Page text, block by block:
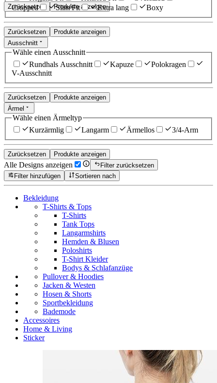
Zurücksetzen Produkte anzeigen
Cropped
Slim Fit Extra lang Boxy
Zurücksetzen
Produkte anzeigen
Ausschnitt
Wähle einen Ausschnitt
Rundhals Ausschnitt
Kapuze
Polokragen
V-Ausschnitt
Zurücksetzen
Produkte anzeigen
Ärmel
Wähle einen Ärmeltyp
Kurzärmlig
Langarm Ärmellos 3/4-Arm
Zurücksetzen Produkte anzeigen
Alle Designs anzeigen
Filter zurücksetzen
Filter hinzufügen
Sortieren nach
Bekleidung
T-Shirts & Tops
T-Shirts
Tank Tops
Langarmshirts
Hemden & Blusen
Poloshirts
T-Shirt Kleider
Bodys & Schlafanzüge
Pullover & Hoodies
Jacken & Westen
Hosen & Shorts
Sportbekleidung
Bademode
Accessoires
Home & Living
Sticker